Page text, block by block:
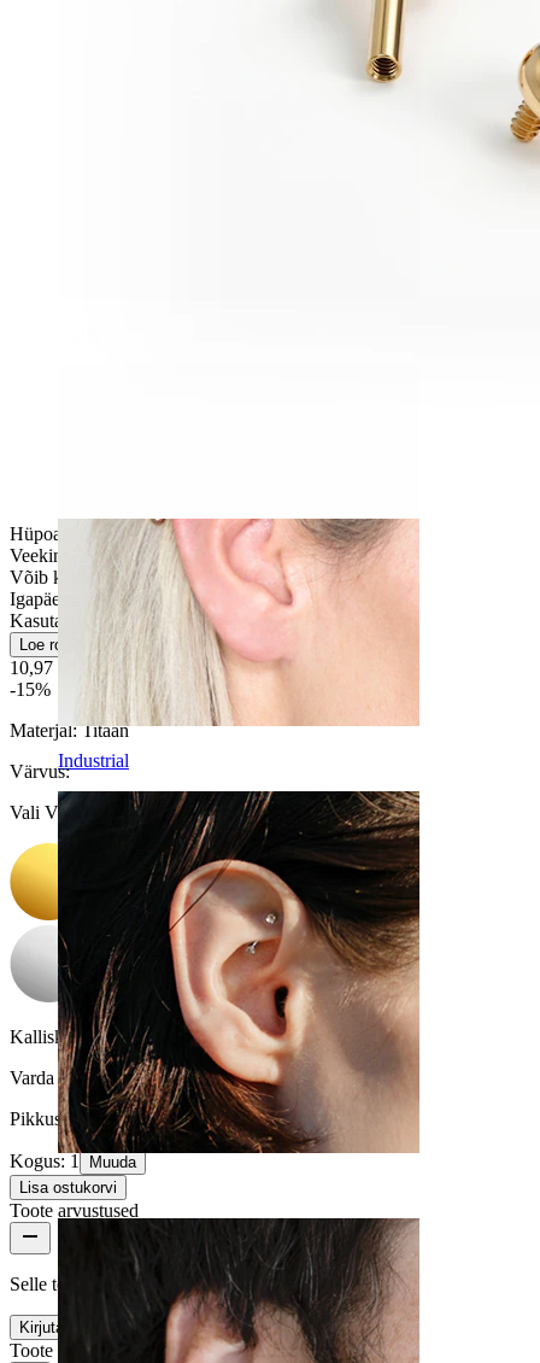
Industrial
Rook
Hüpoallergeenne
Veekindel
Võib kesta kogu elu
Igapäeva kasutus
Kasutajasõbralik
Loe rohkem
10,97 €
12,90 €
-15%
Materjal:Titaan
Värvus:
Vali Värvus
Kalliskivi värvus:Läbipaistev
Varda paksus:1 mm
Pikkus: 6 mm
Kogus: 1
Muuda
Lisa ostukorvi
Toote arvustused
Selle toote kohta pole veel ühtegi arvustust
Kirjuta arvustus
Toote kvaliteet